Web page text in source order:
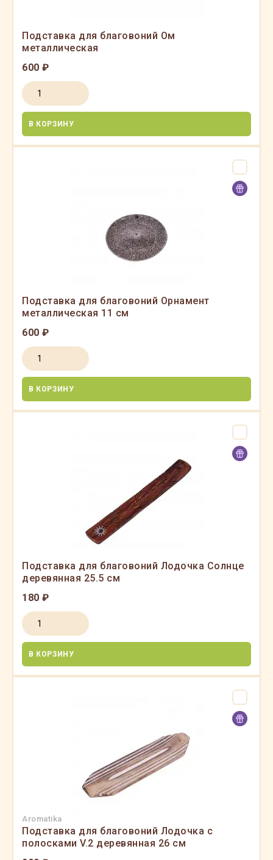
Подставка для благовоний Ом
металлическая
600 ₽
В КОРЗИНУ
Подставка для благовоний Орнамент
металлическая 11 см
600 ₽
В КОРЗИНУ
Подставка для благовоний Лодочка Солнце
деревянная 25.5 см
180 ₽
В КОРЗИНУ
Aromatika
Подставка для благовоний Лодочка с
полосками V.2 деревянная 26 см